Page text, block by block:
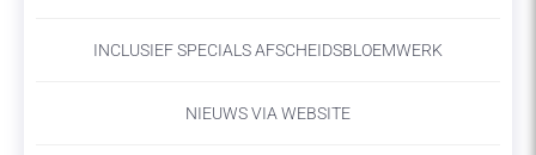
INCLUSIEF SPECIALS AFSCHEIDSBLOEMWERK
NIEUWS VIA WEBSITE